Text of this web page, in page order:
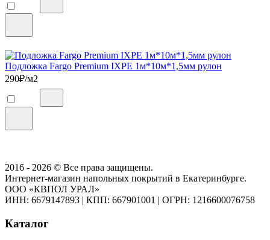
Подложка Fargo Premium IXPE 1м*10м*1,5мм рулон
290₽/м2
2016 - 2026 © Все права защищены.
Интернет-магазин напольных покрытий в Екатеринбурге.
ООО «КВПОЛ УРАЛ»
ИНН: 6679147893 | КПП: 667901001 | ОГРН: 1216600076758
Каталог